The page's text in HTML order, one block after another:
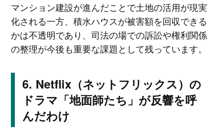
マンション建設が進んだことで土地の活用が現実
化される一方、積水ハウスが被害額を回収できる
かは不透明であり、司法の場での訴訟や権利関係
の整理が今後も重要な課題として残っています。
Netflix（ネットフリックス）の
ドラマ「地面師たち」が反響を呼
んだわけ